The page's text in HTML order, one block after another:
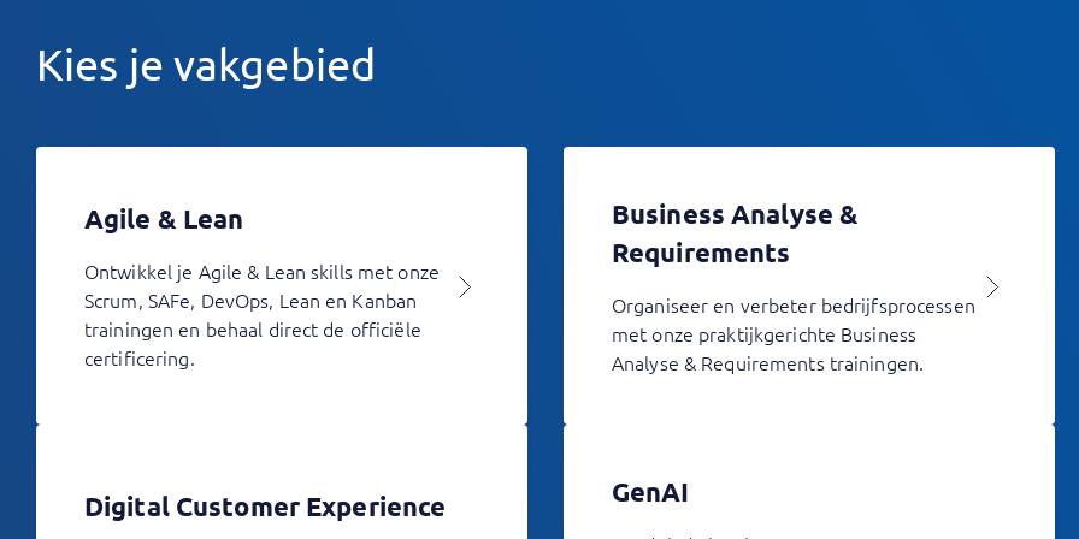
Kies je vakgebied
Agile & Lean
Ontwikkel je Agile & Lean skills met onze
Scrum, SAFe, DevOps, Lean en Kanban
trainingen en behaal direct de officiële
certificering.
Business Analyse &
Requirements
Organiseer en verbeter bedrijfsprocessen
met onze praktijkgerichte Business
Analyse & Requirements trainingen.
Digital Customer Experience GenAI